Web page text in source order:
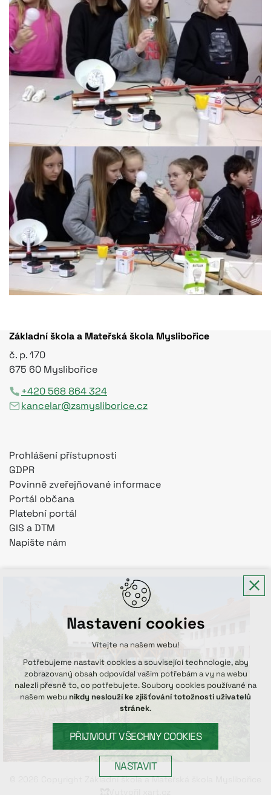
Základní škola a Mateřská škola Myslibořice
č. p. 170
675 60 Myslibořice
+420 568 864 324
kancelar@zsmysliborice.cz
Prohlášení přístupnosti
GDPR
Povinně zveřejňované informace
Portál občana
Platební portál
GIS a DTM
Napište nám
© 2026 Copyright Základní škola a Mateřská škola Myslibořice
Nastavení cookies
Vítejte na našem webu!
Potřebujeme nastavit cookies a související technologie, aby
zobrazovaný obsah odpovídal vašim potřebám a vy na webu
nalezli přesně to, co potřebujete. Soubory cookies používané na
našem webu nikdy neslouží ke zjišťování totožnosti uživatelů
stránek.
PŘIJMOUT VŠECHNY COOKIES
NASTAVIT